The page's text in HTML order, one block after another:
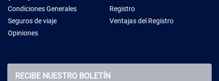
Condiciones Generales
Seguros de viaje
Opiniones
Registro
Ventajas del Registro
RECIBE NUESTRO BOLETÍN